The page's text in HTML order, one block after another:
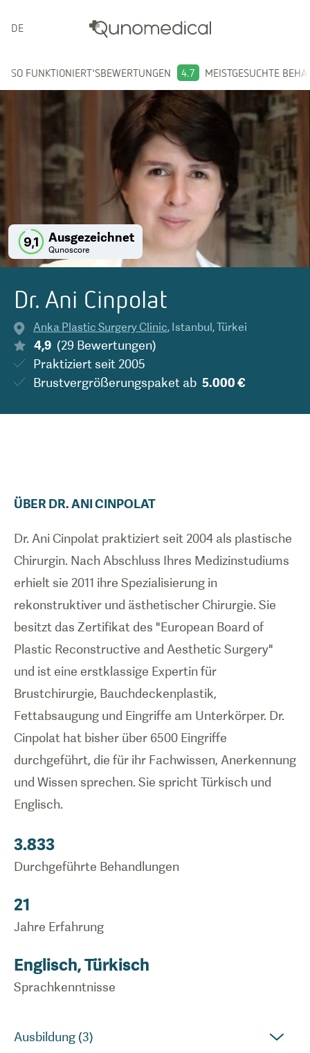
DEUTSCH
SO FUNKTIONIERT'SBEWERTUNGEN 4.7 MEISTGESUCHTE
9,1 Ausgezeichnet
Qunoscore
Dr. Ani Cinpolat
Anka Plastic Surgery Clinic, Istanbul,Türkei
4,9 (29 Bewertungen)
Praktiziert seit 2005
Brustvergrößerungspaket ab 5.000 €
ÜBER DR.ANICINPOLAT
Dr. Ani Cinpolat praktiziert seit 2004 als plastische
Chirurgin. Nach Abschluss Ihres Medizinstudiums
erhielt sie 2011 ihre Spezialisierung in
rekonstruktiver und ästhetischer Chirurgie. Sie
besitzt das Zertifikat des "European Board of
Plastic Reconstructive and Aesthetic Surgery"
und ist eine erstklassige Expertin für
Brustchirurgie, Bauchdeckenplastik,
Fettabsaugung und Eingriffe am Unterkörper. Dr.
Cinpolat hat bisher über 6500 Eingriffe
durchgeführt, die für ihr Fachwissen, Anerkennung
und Wissen sprechen. Sie spricht Türkisch und
Englisch.
3.833
Durchgeführte Behandlungen
21
Jahre Erfahrung
Englisch, Türkisch
Sprachkenntnisse
Ausbildung (3)